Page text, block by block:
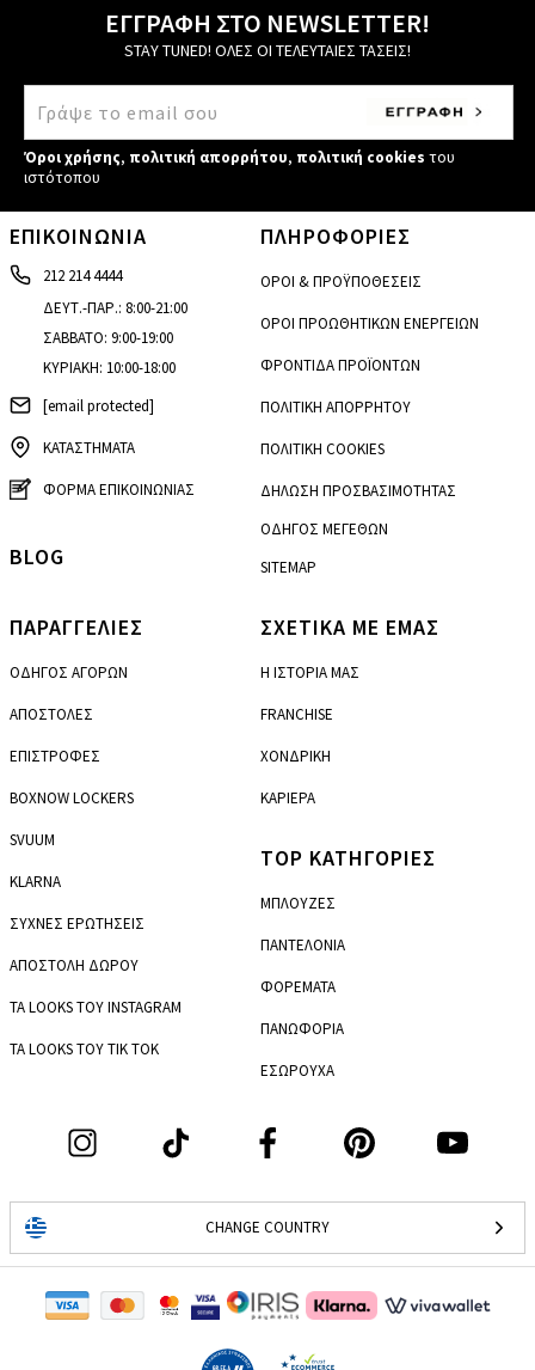
ΕΓΓΡΑΦΗ ΣΤΟ NEWSLETTER!
STAY TUNED! ΟΛΕΣ ΟΙ ΤΕΛΕΥΤΑΙΕΣ ΤΑΣΕΙΣ!
Όροι χρήσης, πολιτική απορρήτου, πολιτική cookies του
ιστότοπου
ΕΠΙΚΟΙΝΩΝΙΑ
212 214 4444
ΔΕΥΤ.-ΠΑΡ.: 8:00-21:00
ΣΑΒΒΑΤΟ: 9:00-19:00
ΚΥΡΙΑΚΗ: 10:00-18:00
[email protected]
ΚΑΤΑΣΤΗΜΑΤΑ
ΦΟΡΜΑ ΕΠΙΚΟΙΝΩΝΙΑΣ
ΠΑΡΑΓΓΕΛΙΕΣ
ΟΔΗΓΟΣ ΑΓΟΡΩΝ
ΑΠΟΣΤΟΛΕΣ
ΕΠΙΣΤΡΟΦΕΣ
BOXNOW LOCKERS
SVUUM
KLARNA
ΣΥΧΝΕΣ ΕΡΩΤΗΣΕΙΣ
ΑΠΟΣΤΟΛΗ ΔΩΡΟΥ
ΤΑ LOOKS ΤΟΥ INSTAGRAM
ΤΑ LOOKS ΤΟΥ TIK TOK
ΠΛΗΡΟΦΟΡΙΕΣ
ΟΡΟΙ & ΠΡΟΫΠΟΘΕΣΕΙΣ
ΟΡΟΙ ΠΡΟΩΘΗΤΙΚΩΝ ΕΝΕΡΓΕΙΩΝ
ΦΡΟΝΤΙΔΑ ΠΡΟΪΟΝΤΩΝ
ΠΟΛΙΤΙΚΗ ΑΠΟΡΡΗΤΟΥ
ΠΟΛΙΤΙΚΗ COOKIES
ΔΗΛΩΣΗ ΠΡΟΣΒΑΣΙΜΟΤΗΤΑΣ
ΟΔΗΓΟΣ ΜΕΓΕΘΩΝ
SITEMAP
ΣΧΕΤΙΚΑ ΜΕ ΕΜΑΣ
Η ΙΣΤΟΡΙΑ ΜΑΣ
FRANCHISE
ΧΟΝΔΡΙΚΗ
ΚΑΡΙΕΡΑ
CHANGE COUNTRY
TOP ΚΑΤΗΓΟΡΙΕΣ
ΜΠΛΟΥΖΕΣ
ΠΑΝΤΕΛΟΝΙΑ
ΦΟΡΕΜΑΤΑ
ΠΑΝΩΦΟΡΙΑ
ΕΣΩΡΟΥΧΑ
BLOG